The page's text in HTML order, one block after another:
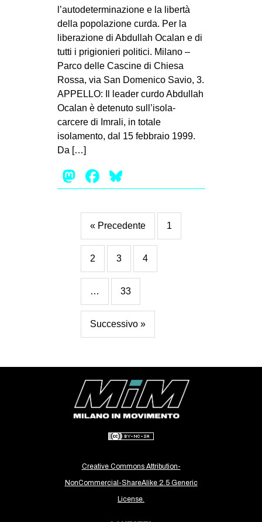
l’autodeterminazione e la libertà
della popolazione curda. Per la
liberazione di Abdullah Ocalan e di
tutti i prigionieri politici. Milano –
Parco delle Cascine di Chiesa
Rossa, via San Domenico Savio, 3.
APPELLO: Il leader curdo Abdullah
Ocalan è detenuto sull’isola-
carcere di Imrali, in totale
isolamento, dal 15 febbraio 1999.
Da […]
Mastodon
Facebook
« Precedente 1
2 3 4
… 33
Successivo »
Creative Commons Attribution-
NonCommercial-ShareAlike 2.5 Generic
License.